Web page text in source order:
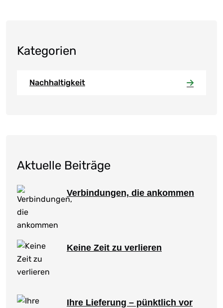
Kategorien
Nachhaltigkeit
Aktuelle Beiträge
Verbindungen, die ankommen
Keine Zeit zu verlieren
Ihre Lieferung – pünktlich vor